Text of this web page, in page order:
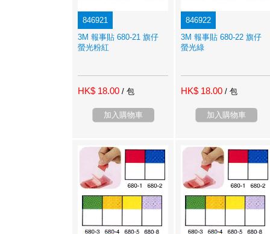
846921
3M 報事貼 680-21 旗仔
螢光粉紅
HK$ 18.00 / 包
加入購物車
846922
3M 報事貼 680-22 旗仔
螢光綠
HK$ 18.00 / 包
加入購物車